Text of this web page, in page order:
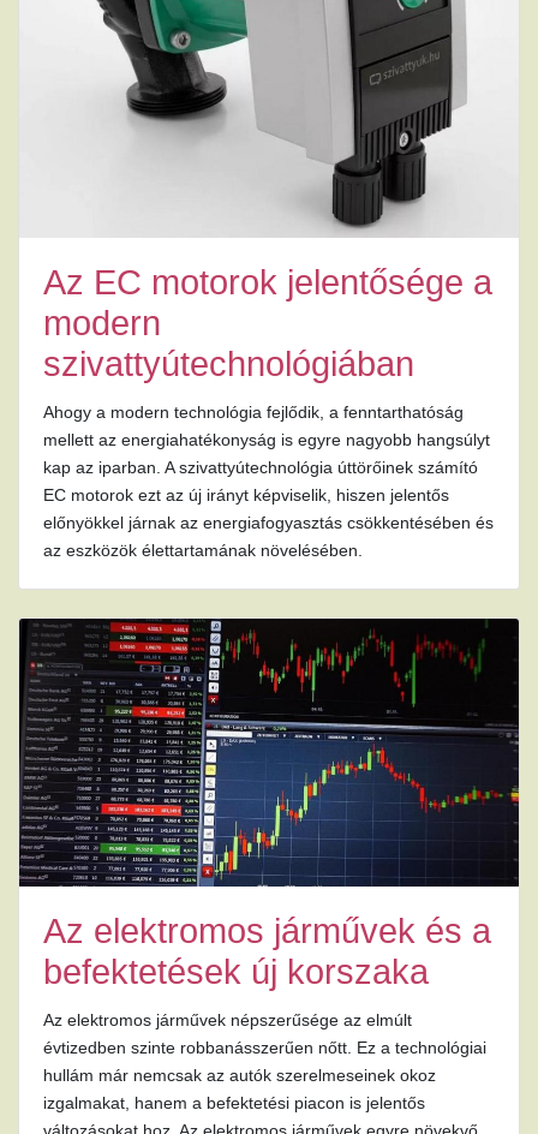
Az EC motorok jelentősége a
modern
szivattyútechnológiában
Ahogy a modern technológia fejlődik, a fenntarthatóság
mellett az energiahatékonyság is egyre nagyobb hangsúlyt
kap az iparban. A szivattyútechnológia úttörőinek számító
EC motorok ezt az új irányt képviselik, hiszen jelentős
előnyökkel járnak az energiafogyasztás csökkentésében és
az eszközök élettartamának növelésében.
Az elektromos járművek és a
befektetések új korszaka
Az elektromos járművek népszerűsége az elmúlt
évtizedben szinte robbanásszerűen nőtt. Ez a technológiai
hullám már nemcsak az autók szerelmeseinek okoz
izgalmakat, hanem a befektetési piacon is jelentős
változásokat hoz. Az elektromos járművek egyre növekvő